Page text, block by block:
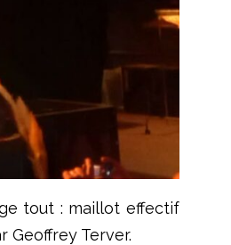
tout : maillot effectif
Geoffrey Terver.